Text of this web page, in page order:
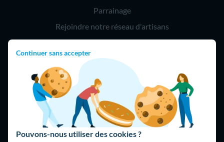
Continuer sans accepter
Pouvons-nous utiliser des cookies ?
Parrainage
Rejoindre notre réseau d'artisans
Hello !
09 75 18 60 60
(8h-21h)
75018 Paris